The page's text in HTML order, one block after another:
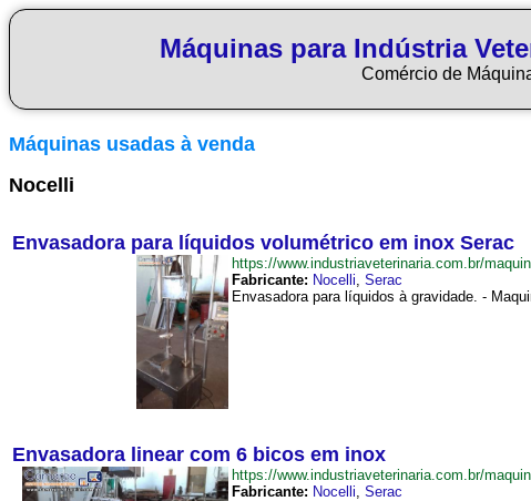
Máquinas para Indústria
Comércio de
Máquinas usadas à venda
Nocelli
Envasadora para líquidos volumétrico em inox Serac
https://www.industriaveterinaria.com.br/
Fabricante: Nocelli, Serac
Envasadora para líquidos à gravidade. -
Envasadora linear com 6 bicos em inox
https://www.industriaveterinaria.com.br/
Fabricante: Nocelli, Serac